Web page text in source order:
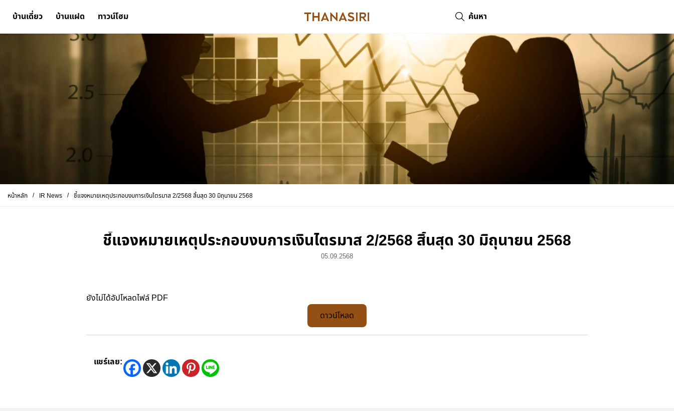
บ้านเดี่ยว บ้านแฝด ทาวน์โฮม ค้นหา
หน้าหลัก / IR News / ชี้แจงหมายเหตุประกอบงบการเงินไตรมาส 2/2568 สิ้นสุด 30 มิถุนายน 2568
ชี้แจงหมายเหตุประกอบงบการเงินไตรมาส 2/2568 สิ้นสุด 30 มิถุนายน 2568
05.09.2568
ยังไม่ได้อัปโหลดไฟล์ PDF
ดาวน์โหลด
แชร์เลย: